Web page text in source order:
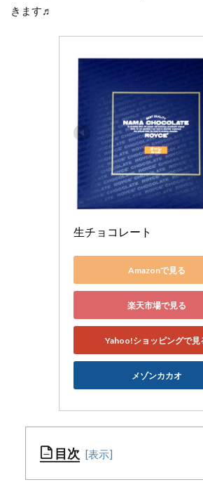
きます♬
生チョコレート
Amazonで見る
楽天市場で見る
Yahoo!ショッピングで見
メゾンカカオ
目次